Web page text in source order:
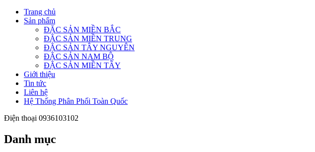
Trang chủ
Sản phẩm
ĐẶC SẢN MIỀN BẮC
ĐẶC SẢN MIỀN TRUNG
ĐẶC SẢN TÂY NGUYÊN
ĐẶC SẢN NAM BỘ
ĐẶC SẢN MIỀN TÂY
Giới thiệu
Tin tức
Liên hệ
Hệ Thống Phân Phối Toàn Quốc
Điện thoại 0936103102
Danh mục